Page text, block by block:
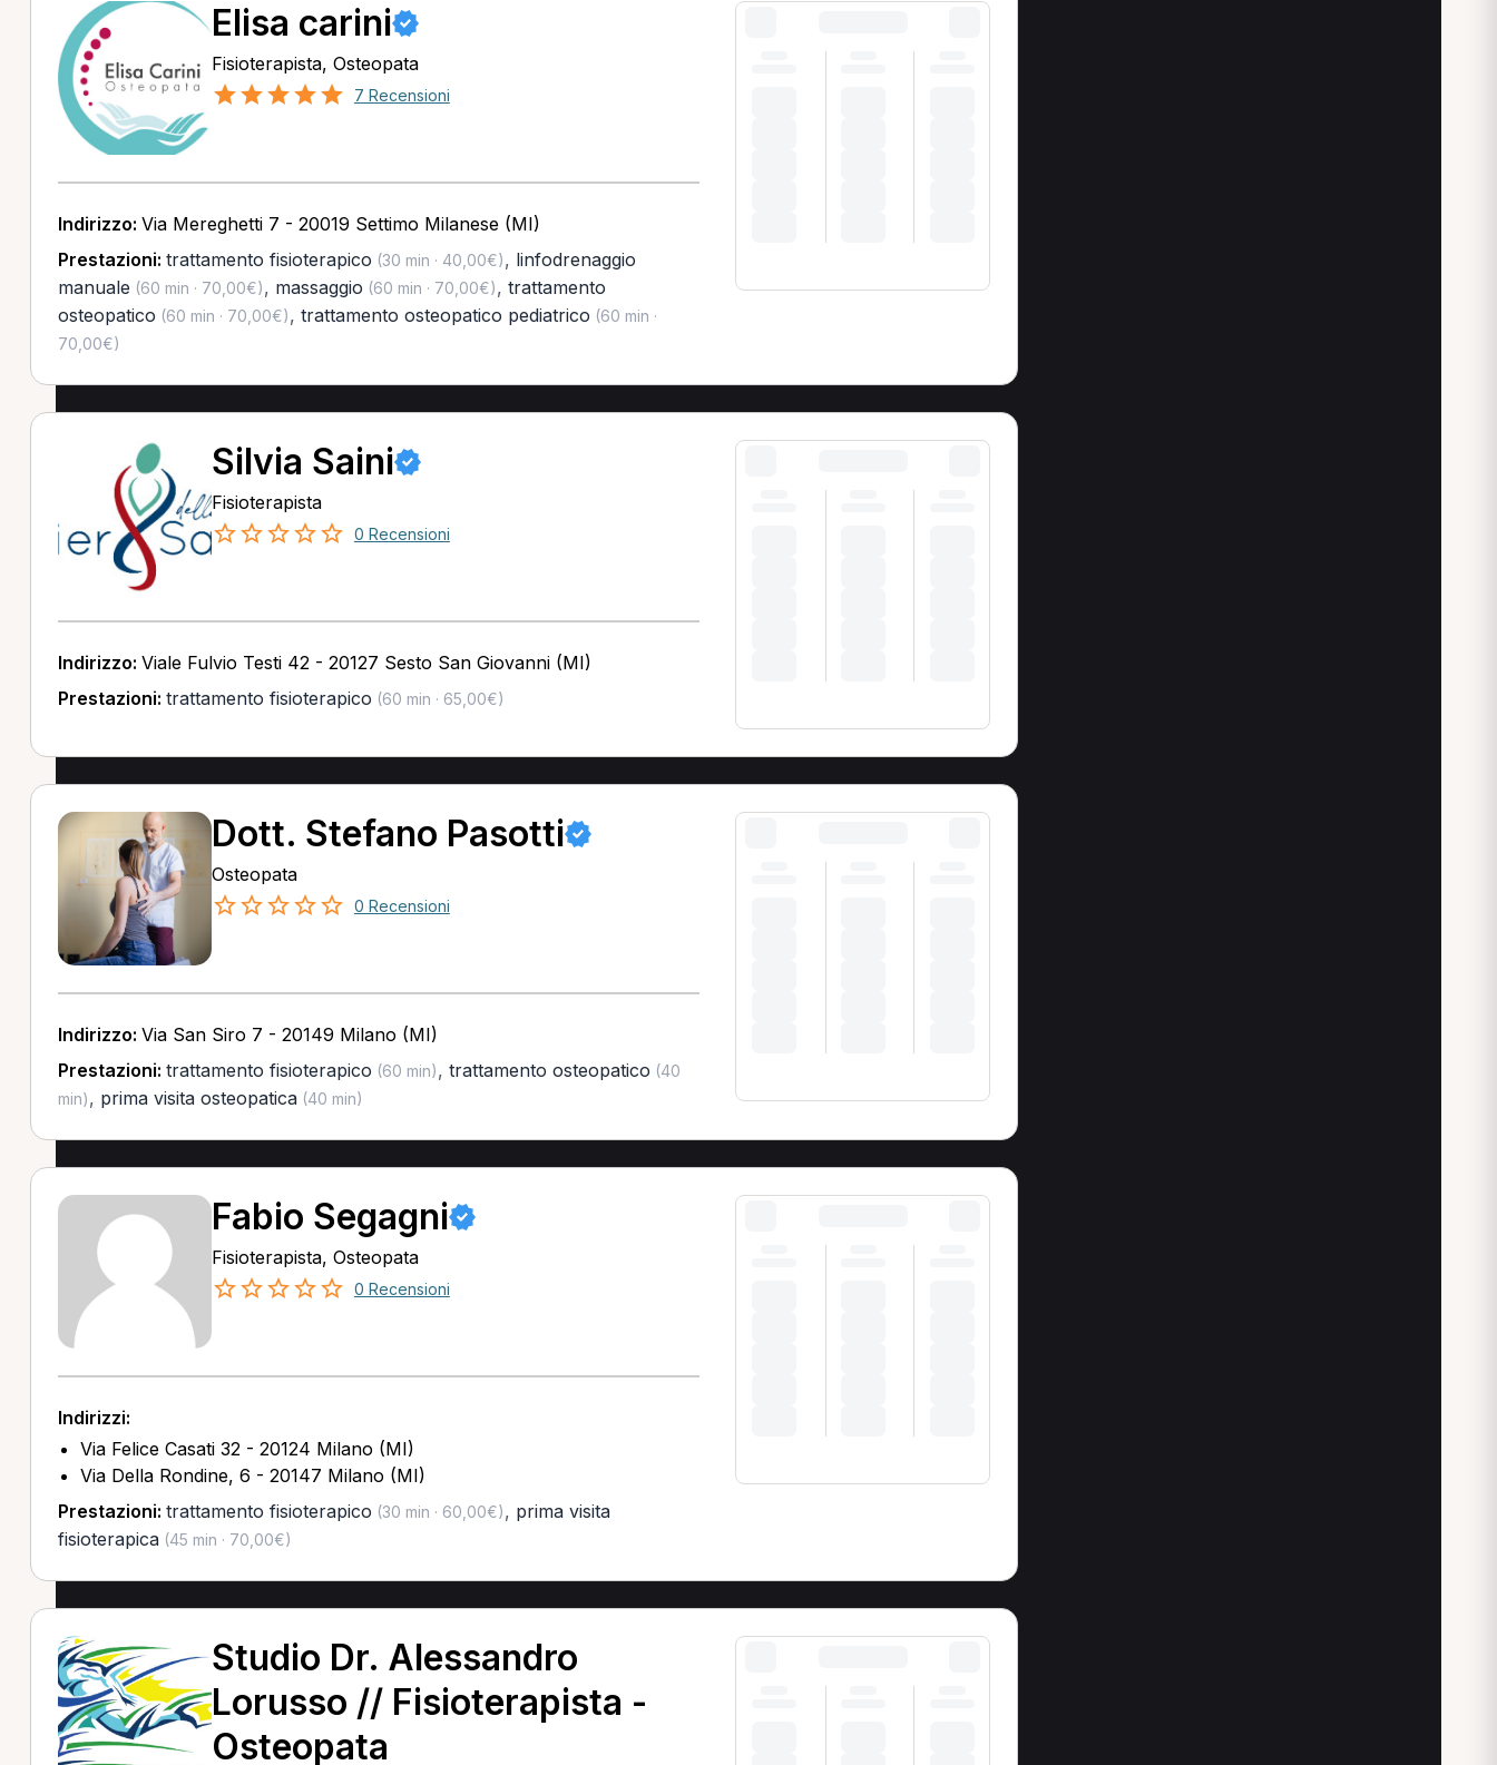
Elisa carini
Fisioterapista, Osteopata
7 Recensioni
Indirizzo: Via Mereghetti 7 - 20019 Settimo Milanese (MI)
Prestazioni: trattamento fisioterapico (30 min · 40,00€), linfodrenaggio
manuale (60 min · 70,00€), massaggio (60 min · 70,00€), trattamento
osteopatico (60 min · 70,00€), trattamento osteopatico pediatrico (60 min ·
70,00€)
Silvia Saini
Fisioterapista
0 Recensioni
Indirizzo: Viale Fulvio Testi 42 - 20127 Sesto San Giovanni (MI)
Prestazioni: trattamento fisioterapico (60 min · 65,00€)
Dott. Stefano Pasotti
Osteopata
0 Recensioni
Indirizzo: Via San Siro 7 - 20149 Milano (MI)
Prestazioni: trattamento fisioterapico (60 min), trattamento osteopatico (40
min), prima visita osteopatica(40 min)
Fabio Segagni
Fisioterapista, Osteopata
0 Recensioni
Indirizzi:
Via Felice Casati 32 - 20124 Milano (MI)
Via Della Rondine, 6 - 20147 Milano (MI)
Prestazioni: trattamento fisioterapico (30 min · 60,00€), prima visita
fisioterapica(45 min · 70,00€)
Studio Dr. Alessandro
Lorusso // Fisioterapista -
Osteopata